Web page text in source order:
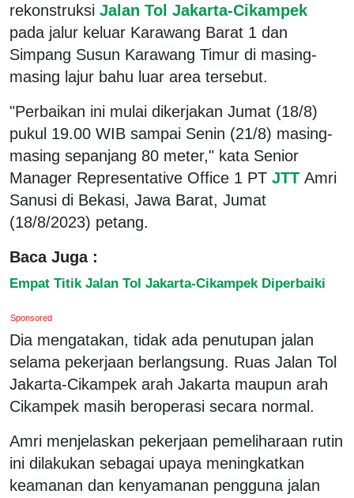
rekonstruksi Jalan Tol Jakarta-Cikampek
pada jalur keluar Karawang Barat 1 dan
Simpang Susun Karawang Timur di masing-
masing lajur bahu luar area tersebut.
"Perbaikan ini mulai dikerjakan Jumat (18/8)
pukul 19.00 WIB sampai Senin (21/8) masing-
masing sepanjang 80 meter," kata Senior
Manager Representative Office 1 PT JTT Amri
Sanusi di Bekasi, Jawa Barat, Jumat
(18/8/2023) petang.
Baca Juga :
Empat Titik Jalan Tol Jakarta-Cikampek Diperbaiki
Sponsored
Dia mengatakan, tidak ada penutupan jalan
selama pekerjaan berlangsung. Ruas Jalan Tol
Jakarta-Cikampek arah Jakarta maupun arah
Cikampek masih beroperasi secara normal.
Amri menjelaskan pekerjaan pemeliharaan rutin
ini dilakukan sebagai upaya meningkatkan
keamanan dan kenyamanan pengguna jalan